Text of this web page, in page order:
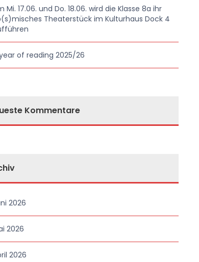
Mi. 17.06. und Do. 18.06. wird die Klasse 8a ihr
Theaterstück im Kulturhaus Dock 4
of reading 2025/26
Kommentare
2026
2026
2026